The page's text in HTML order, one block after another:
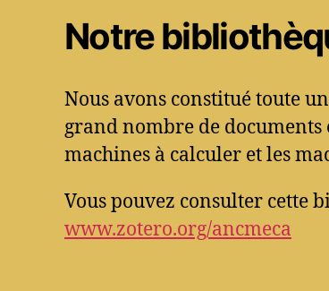
Notre
Nous avons constitué toute
grand nombre de documents
machines à calculer et les
Vous pouvez consulter cette
www.zotero.org/ancmeca